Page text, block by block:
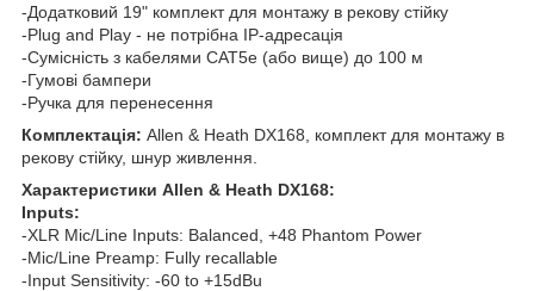
-Додатковий 19" комплект для монтажу в рекову стійку
-Plug and Play - не потрібна IP-адресація
-Сумісність з кабелями CAT5e (або вище) до 100 м
-Гумові бампери
-Ручка для перенесення
Комплектація: Allen & Heath DX168, комплект для монтажу в
рекову стійку, шнур живлення.
Характеристики Allen & Heath DX168:
Inputs:
-XLR Mic/Line Inputs: Balanced, +48 Phantom Power
-Mic/Line Preamp: Fully recallable
-Input Sensitivity: -60 to +15dBu